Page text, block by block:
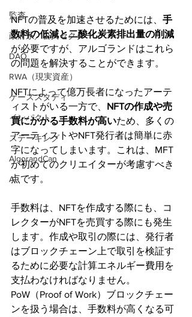
監査
政府系／公共セクター
DAO
RWA（現実資産）
ケーススタディ
インパクト
ステーキング
AlgorandCan
AI
NFTの普及を加速させるためには、 手
数料の低減と二酸化炭素排出量の削減
が必要ですが、アルゴランドはこれら
の問題を解決することができます。
NFTによって億万長者になったアーテ
ィストがいる一方で、 NFTの作成や売
買にかかる手数料が高いため、多くの
アーティストやNFT発行者は簡単に赤
字になってしまいます。これは、MFT
が初めてのクリエイターが考慮すべき
点です。
手数料は、NFTを作成する際にも、コ
レクターがNFTを売買する際にも発生
します。作成や取引の際には、発行者
はブロックチェーン上で取引を検証す
るために必要な計算エネルギー費用を
支払わなければなりません。
PoW（Proof of Work）ブロックチェー
ンを扱う場合は、手数料が高くなる可